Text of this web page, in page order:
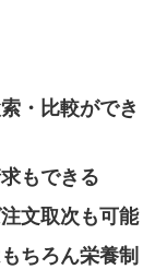
・比較ができ
もできる
文取次も可能
ちろん栄養制